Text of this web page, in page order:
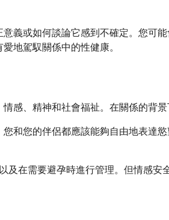
義或如何談論它感到不確定。您可
地駕馭關係中的性健康。
感、精神和社會福祉。在關係的背
和您的伴侶都應該能夠自由地表達
在需要避孕時進行管理。但情感安